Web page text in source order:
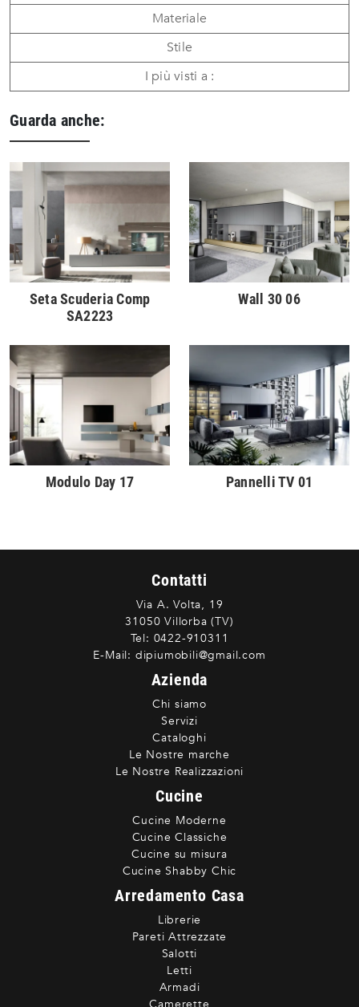
Materiale
Stile
I più visti a :
Guarda anche:
Seta Scuderia Comp
SA2223
Wall 30 06
Modulo Day 17 Pannelli TV 01
Contatti
Via A. Volta, 19
31050 Villorba (TV)
Tel: 0422-910311
E-Mail: dipiumobili@gmail.com
Azienda
Chi siamo
Servizi
Cataloghi
Le Nostre marche
Le Nostre Realizzazioni
Cucine
Cucine Moderne
Cucine Classiche
Cucine su misura
Cucine Shabby Chic
Arredamento Casa
Librerie
Pareti Attrezzate
Salotti
Letti
Armadi